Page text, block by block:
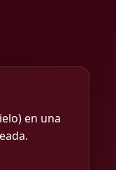
en una